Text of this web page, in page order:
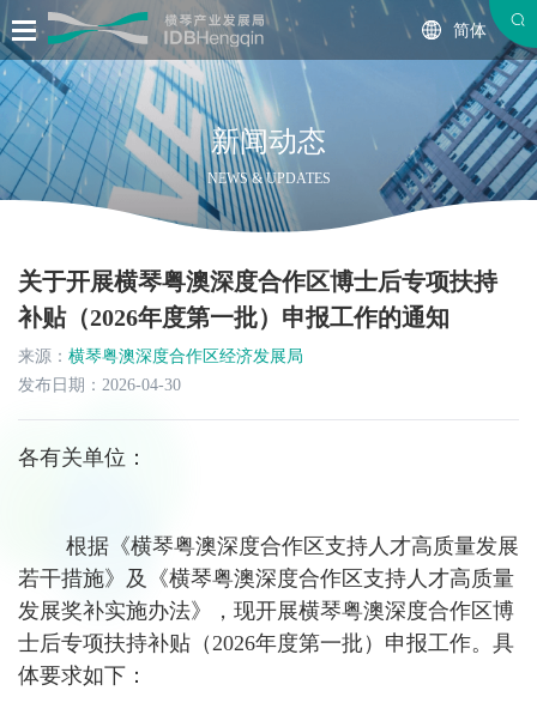
简体
新闻动态
NEWS & UPDATES
关于开展横琴粤澳深度合作区博士后专项扶持
补贴（2026年度第一批）申报工作的通知
来源： 横琴粤澳深度合作区经济发展局
发布日期：2026-04-30
各有关单位：
根据《横琴粤澳深度合作区支持人才高质量发展
若干措施》及《横琴粤澳深度合作区支持人才高质量
发展奖补实施办法》，现开展横琴粤澳深度合作区博
士后专项扶持补贴（2026年度第一批）申报工作。具
体要求如下：